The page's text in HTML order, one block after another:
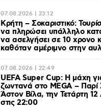
07.08.2026 | 23:12
Κρήτη – Σοκαριστικό:
να πληρώσει υπάλληλο
να ασελγήσει σε 10 χρονο
καθόταν αμέριμνο στην
07.08.2026 | 22:49
UEFA Super Cup: Η μάχη
ζωντανά στο MEGA – Παρί
Άστον Βίλα, την Τετάρτη
στις 22:00